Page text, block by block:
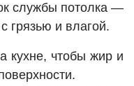
службы потолка —
грязью и влагой.
кухне, чтобы жир и